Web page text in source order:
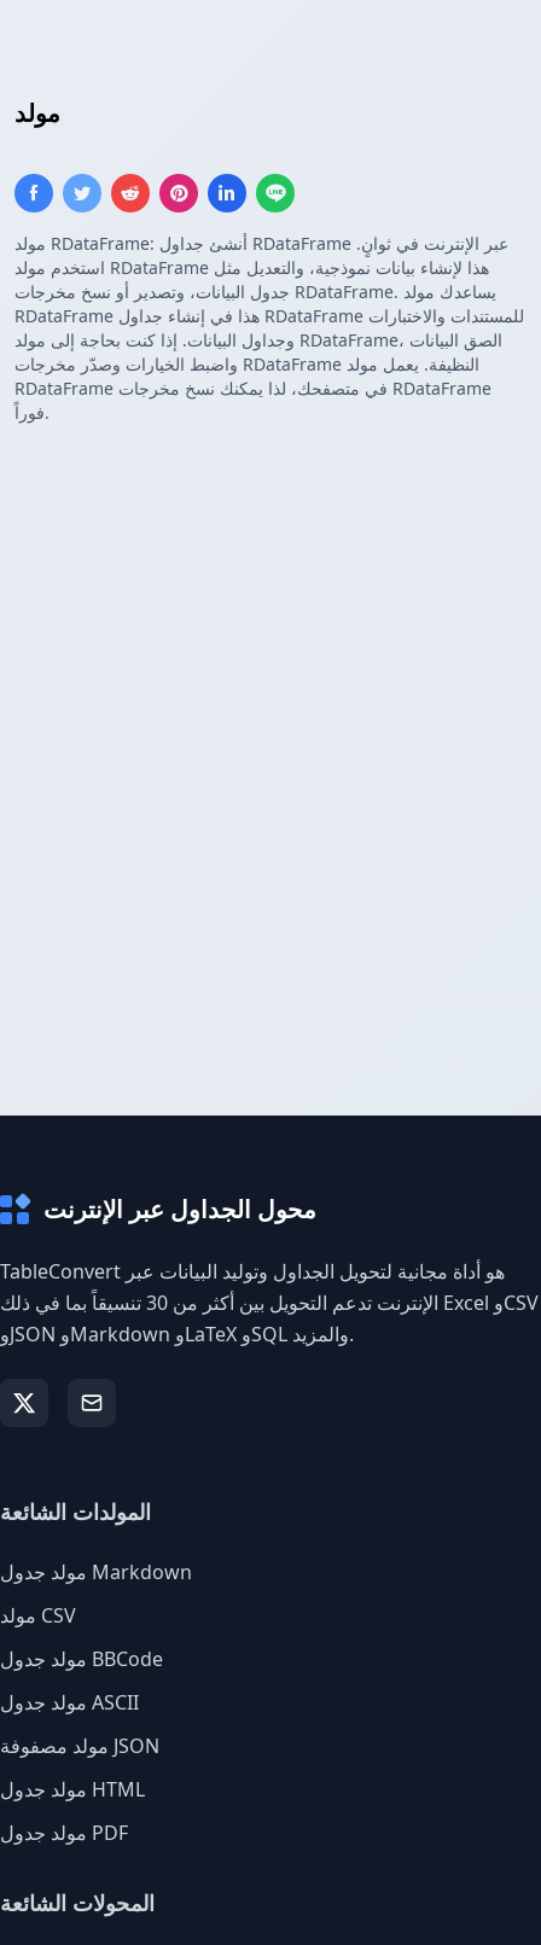
مولد RDataFrame: أنشئ جداول RDataFrame عبر الإنترنت في ثوانٍ.
استخدم مولد RDataFrame هذا لإنشاء بيانات نموذجية، والتعديل مثل
جدول البيانات، وتصدير أو نسخ مخرجات RDataFrame. يساعدك مولد
RDataFrame هذا في إنشاء جداول RDataFrame للمستندات والاختبارات
وجداول البيانات. إذا كنت بحاجة إلى مولد RDataFrame، الصق البيانات
واضبط الخيارات وصدّر مخرجات RDataFrame النظيفة. يعمل مولد
RDataFrame في متصفحك، لذا يمكنك نسخ مخرجات RDataFrame
فوراً.
محول الجداول عبر الإنترنت
TableConvert هو أداة مجانية لتحويل الجداول وتوليد البيانات عبر
الإنترنت تدعم التحويل بين أكثر من 30 تنسيقاً بما في ذلك Excel وCSV
وJSON وMarkdown وLaTeX وSQL والمزيد.
المولدات الشائعة
مولد جدول Markdown
مولد CSV
مولد جدول BBCode
مولد جدول ASCII
مولد مصفوفة JSON
مولد جدول HTML
مولد جدول PDF
المحولات الشائعة